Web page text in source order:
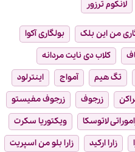
لانکوم ترزور
من این بلک
بولگاری آکوا
کلاب دی نایت مردانه
تگ هیم آمواج
اینترلود
زرجوف
زرجوف مفیستو
لاتوسکا
ویکتوریا سکرت
زارا ارکید
زارا بلو من اسپریت